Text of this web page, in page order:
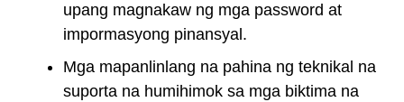
upang magnakaw ng mga password at
impormasyong pinansyal.
Mga mapanlinlang na pahina ng teknikal na
suporta na humihimok sa mga biktima na